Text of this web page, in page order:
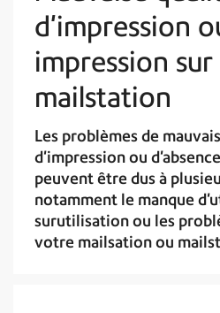
d'impression
impression sur
mailstation
Les problèmes de
d'impression ou
peuvent être dus à
notamment le manque
surutilisation ou les
votre mailsation ou